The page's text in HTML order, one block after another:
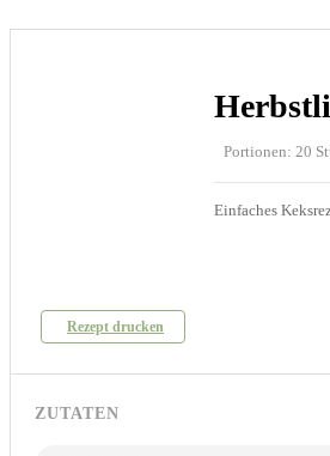
Rezept drucken
Portionen: 20
Einfaches
ZUTATEN